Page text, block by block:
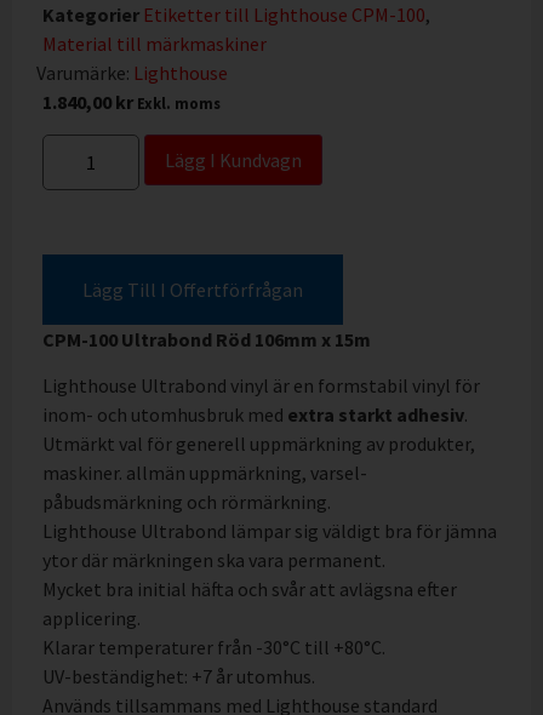
Kategorier Etiketter till Lighthouse CPM-100,
Material till märkmaskiner
Varumärke: Lighthouse
1.840,00 kr Exkl. moms
Lägg I Kundvagn
Lägg Till I Offertförfrågan
CPM-100 Ultrabond Röd 106mm x 15m
Lighthouse Ultrabond vinyl är en formstabil vinyl för
inom- och utomhusbruk med extra starkt adhesiv.
Utmärkt val för generell uppmärkning av produkter,
maskiner. allmän uppmärkning, varsel-
påbudsmärkning och rörmärkning.
Lighthouse Ultrabond lämpar sig väldigt bra för jämna
ytor där märkningen ska vara permanent.
Mycket bra initial häfta och svår att avlägsna efter
applicering.
Klarar temperaturer från -30°C till +80°C.
UV-beständighet: +7 år utomhus.
Används tillsammans med Lighthouse standard